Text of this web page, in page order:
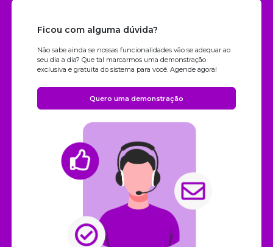
Ficou com alguma dúvida?
Não sabe ainda se nossas funcionalidades vão se adequar ao
seu dia a dia? Que tal marcarmos uma demonstração
exclusiva e gratuita do sistema para você. Agende agora!
Quero uma demonstração